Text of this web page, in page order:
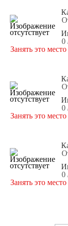
0
Занять это место
0
Занять это место
0
Занять это место